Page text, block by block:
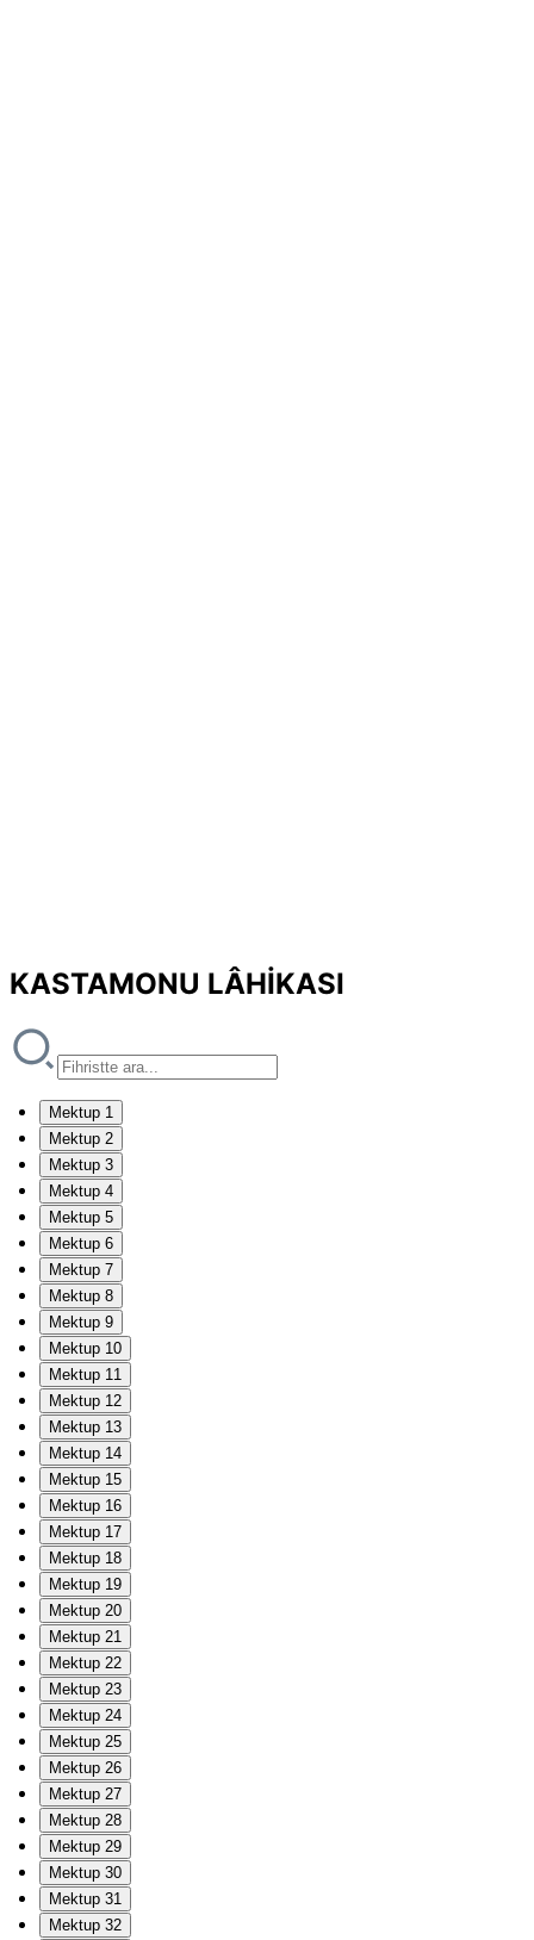
KASTAMONU LÂHİKASI
Mektup 1
Mektup 2
Mektup 3
Mektup 4
Mektup 5
Mektup 6
Mektup 7
Mektup 8
Mektup 9
Mektup 10
Mektup 11
Mektup 12
Mektup 13
Mektup 14
Mektup 15
Mektup 16
Mektup 17
Mektup 18
Mektup 19
Mektup 20
Mektup 21
Mektup 22
Mektup 23
Mektup 24
Mektup 25
Mektup 26
Mektup 27
Mektup 28
Mektup 29
Mektup 30
Mektup 31
Mektup 32